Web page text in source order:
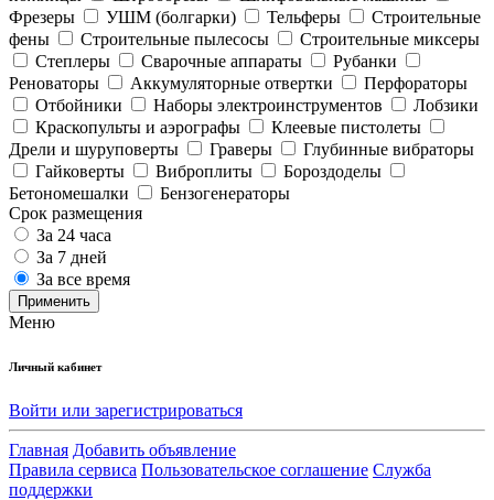
Фрезеры
УШМ (болгарки) Тельферы
Строительные
фены
Строительные пылесосы
Строительные миксеры
Степлеры
Сварочные аппараты
Рубанки
Реноваторы
Аккумуляторные отвертки
Перфораторы
Отбойники
Наборы электроинструментов
Лобзики
Краскопульты и аэрографы
Клеевые пистолеты
Дрели и шуруповерты
Граверы
Глубинные вибраторы
Гайковерты
Виброплиты
Бороздоделы
Бетономешалки
Бензогенераторы
Срок размещения
За 24 часа
За 7 дней
За все время
Применить
Меню
Личный кабинет
Войти или зарегистрироваться
Главная Добавить объявление
Правила сервиса Пользовательское соглашение Служба
поддержки